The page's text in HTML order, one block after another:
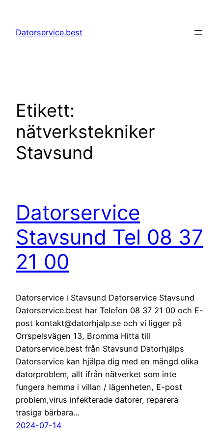
innehåll
Datorservice.best
Etikett:
nätverkstekniker
Stavsund
Datorservice
Stavsund Tel 08 37
21 00
Datorservice i Stavsund Datorservice Stavsund
Datorservice.best har Telefon 08 37 21 00 och E-
post kontakt@datorhjalp.se och vi ligger på
Orrspelsvägen 13, Bromma Hitta till
Datorservice.best från Stavsund Datorhjälps
Datorservice kan hjälpa dig med en mängd olika
datorproblem, allt ifrån nätverket som inte
fungera hemma i villan / lägenheten, E-post
problem,virus infekterade datorer, reparera
trasiga bärbara…
2024-07-14